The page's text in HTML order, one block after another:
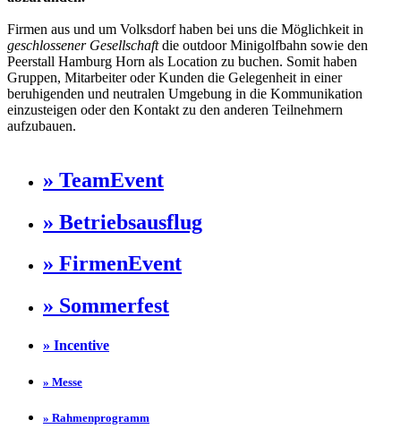
Firmen aus und um Volksdorf haben bei uns die Möglichkeit in
geschlossener Gesellschaftdie outdoor Minigolfbahn sowie den
Peerstall Hamburg Horn als Location zu buchen. Somit haben
Gruppen, Mitarbeiter oder Kunden die Gelegenheit in einer
beruhigenden und neutralen Umgebung in die Kommunikation
einzusteigen oder den Kontakt zu den anderen Teilnehmern
aufzubauen.
» TeamEvent
» Betriebsausflug
» FirmenEvent
» Sommerfest
» Incentive
» Messe
» Rahmenprogramm